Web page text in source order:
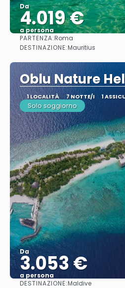
Da
4.019 €
a persona
PARTENZA:Roma
DESTINAZIONE:Mauritius
Oblu Nature
1 LOCALITÀ 7 NOTTE/I 1
Solo soggiorno
Da
3.053 €
a persona
DESTINAZIONE:Maldive